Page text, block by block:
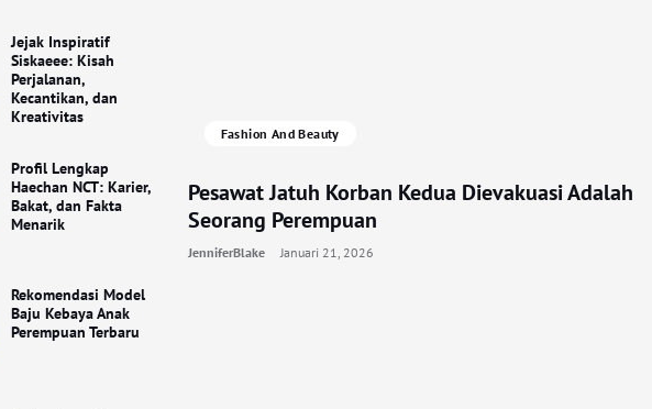
Jejak Inspiratif
Siskaeee: Kisah
Perjalanan,
Kecantikan, dan
Kreativitas
Profil Lengkap
Haechan NCT: Karier,
Bakat, dan Fakta
Menarik
Rekomendasi Model
Baju Kebaya Anak
Perempuan Terbaru
Fashion And Beauty
Pesawat Jatuh Korban Kedua Dievakuasi Adalah
Seorang Perempuan
JenniferBlake Januari 21, 2026